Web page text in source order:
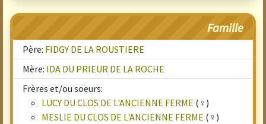
Famille
Père: FIDGY DE LA ROUSTIERE
Mère: IDA DU PRIEUR DE LA ROCHE
Frères et/ou soeurs:
LUCY DU CLOS DE L'ANCIENNE FERME (♀)
MESLIE DU CLOS DE L'ANCIENNE FERME (♀)